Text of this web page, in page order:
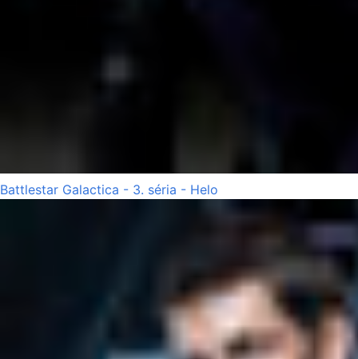
Battlestar Galactica - 3. séria - Helo